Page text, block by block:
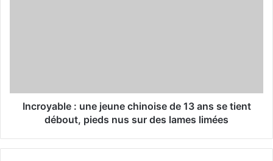
Incroyable : une jeune chinoise de 13 ans se tient
débout, pieds nus sur des lames limées